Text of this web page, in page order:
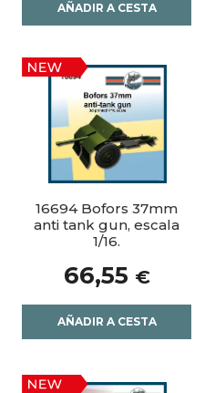
AÑADIR A CESTA
16694 Bofors 37mm
anti tank gun, escala
1/16.
66,55 €
AÑADIR A CESTA